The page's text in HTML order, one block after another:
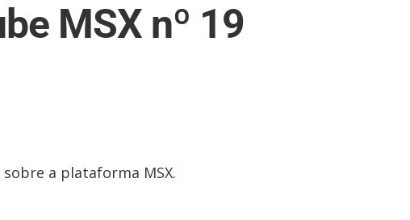
MSX nº 19
a plataforma MSX.